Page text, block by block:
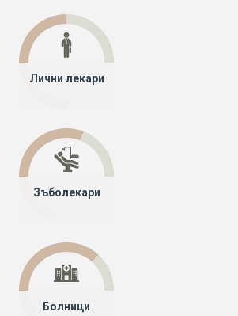
Лични лекари
Зъболекари
Болници